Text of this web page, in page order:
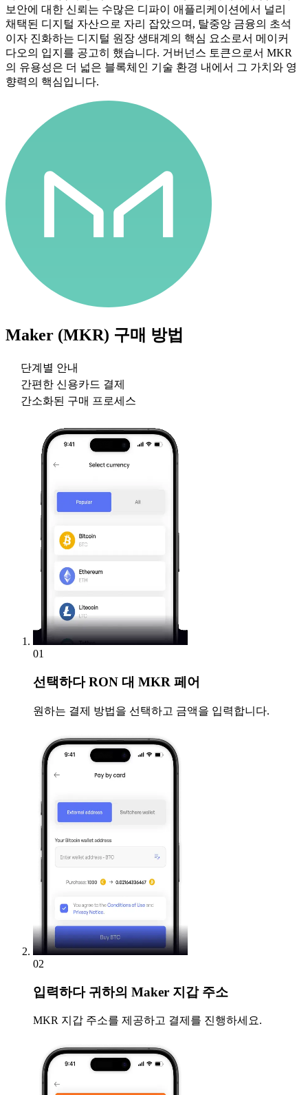
보안에 대한 신뢰는 수많은 디파이 애플리케이션에서 널리
채택된 디지털 자산으로 자리 잡았으며, 탈중앙 금융의 초석
이자 진화하는 디지털 원장 생태계의 핵심 요소로서 메이커
다오의 입지를 공고히 했습니다. 거버넌스 토큰으로서 MKR
의 유용성은 더 넓은 블록체인 기술 환경 내에서 그 가치와 영
향력의 핵심입니다.
Maker (MKR) 구매 방법
단계별 안내
간편한 신용카드 결제
간소화된 구매 프로세스
01
선택하다RON 대 MKR 페어
원하는 결제 방법을 선택하고 금액을 입력합니다.
02
입력하다귀하의 Maker 지갑 주소
MKR 지갑 주소를 제공하고 결제를 진행하세요.